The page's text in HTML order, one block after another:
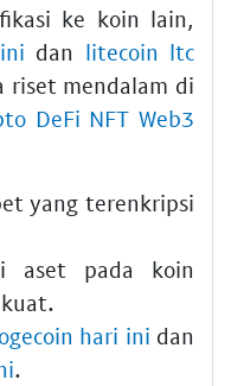
ke koin lain,
dan litecoin ltc
riset mendalam di
DeFi NFT Web3
yang terenkripsi
aset pada koin
hari ini dan
.